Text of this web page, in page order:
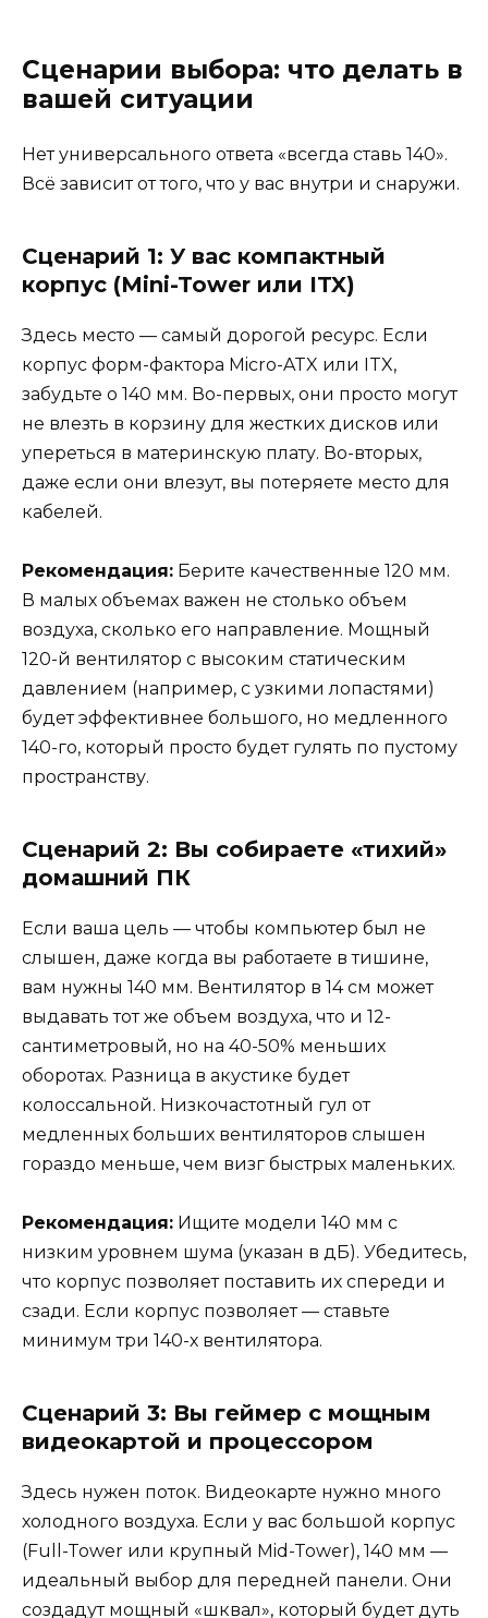
Сценарии выбора: что делать в
вашей ситуации
Нет универсального ответа «всегда ставь 140».
Всё зависит от того, что у вас внутри и снаружи.
Сценарий 1: У вас компактный
корпус (Mini-Tower или ITX)
Здесь место — самый дорогой ресурс. Если
корпус форм-фактора Micro-ATX или ITX,
забудьте о 140 мм. Во-первых, они просто могут
не влезть в корзину для жестких дисков или
упереться в материнскую плату. Во-вторых,
даже если они влезут, вы потеряете место для
кабелей.
Рекомендация: Берите качественные 120 мм.
В малых объемах важен не столько объем
воздуха, сколько его направление. Мощный
120-й вентилятор с высоким статическим
давлением (например, с узкими лопастями)
будет эффективнее большого, но медленного
140-го, который просто будет гулять по пустому
пространству.
Сценарий 2: Вы собираете «тихий»
домашний ПК
Если ваша цель — чтобы компьютер был не
слышен, даже когда вы работаете в тишине,
вам нужны 140 мм. Вентилятор в 14 см может
выдавать тот же объем воздуха, что и 12-
сантиметровый, но на 40-50% меньших
оборотах. Разница в акустике будет
колоссальной. Низкочастотный гул от
медленных больших вентиляторов слышен
гораздо меньше, чем визг быстрых маленьких.
Рекомендация: Ищите модели 140 мм с
низким уровнем шума (указан в дБ). Убедитесь,
что корпус позволяет поставить их спереди и
сзади. Если корпус позволяет — ставьте
минимум три 140-х вентилятора.
Сценарий 3: Вы геймер с мощным
видеокартой и процессором
Здесь нужен поток. Видеокарте нужно много
холодного воздуха. Если у вас большой корпус
(Full-Tower или крупный Mid-Tower), 140 мм —
идеальный выбор для передней панели. Они
создадут мощный «шквал», который будет дуть